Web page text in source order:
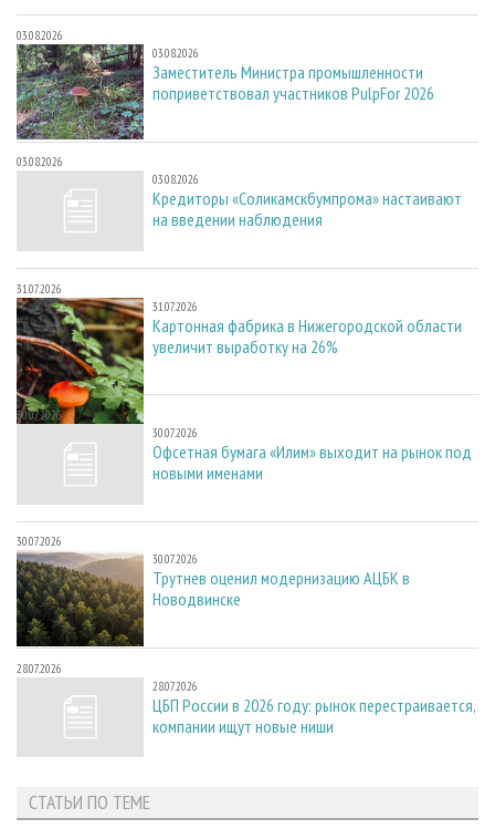
03.08.2026
03.08.2026
Заместитель Министра промышленности
поприветствовал участников PulpFor 2026
03.08.2026
03.08.2026
Кредиторы «Соликамскбумпрома» настаивают
на введении наблюдения
31.07.2026
31.07.2026
Картонная фабрика в Нижегородской области
увеличит выработку на 26%
30.07.2026
30.07.2026
Офсетная бумага «Илим» выходит на рынок под
новыми именами
30.07.2026
30.07.2026
Трутнев оценил модернизацию АЦБК в
Новодвинске
28.07.2026
28.07.2026
ЦБП России в 2026 году: рынок перестраивается,
компании ищут новые ниши
СТАТЬИ ПО ТЕМЕ